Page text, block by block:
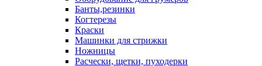
Банты,резинки
Когтерезы
Краски
Машинки для стрижки
Ножницы
Расчески, щетки, пуходерки